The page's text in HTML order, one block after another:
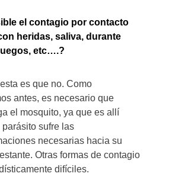
el contagio por contacto
heridas, saliva, durante
etc….?
es que no. Como
antes, es necesario que
el mosquito, ya que es allí
sufre las
necesarias hacia su
Otras formas de contagio
difíciles.